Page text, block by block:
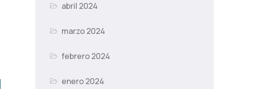
abril 2024
marzo 2024
febrero 2024
enero 2024